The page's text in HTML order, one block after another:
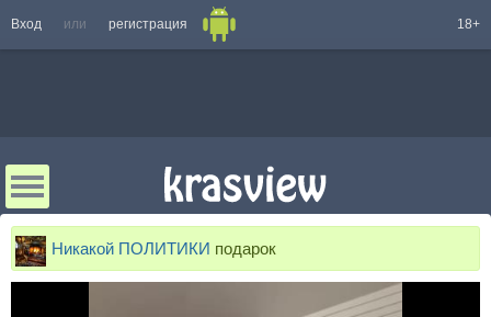
Вход или регистрация 18+
Никакой ПОЛИТИКИ подарок